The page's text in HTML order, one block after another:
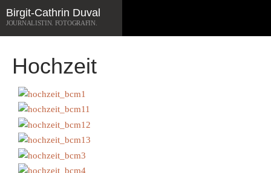
Zum
Inhalt
springen
Suchen
Hochzeit
Birgit-Cathrin Duval
JOURNALISTIN. FOTOGRAFIN.